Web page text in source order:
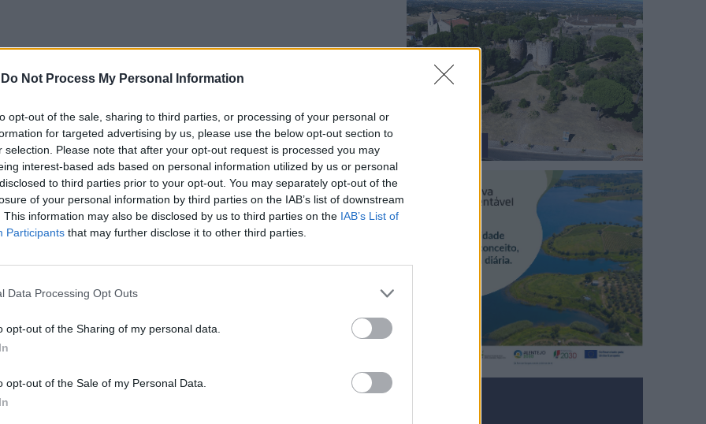
Do Not Process My Personal Information
opt-out of the sale, sharing to third parties, or processing of your personal or
for targeted advertising by us, please use the below opt-out section to
selection. Please note that after your opt-out request is processed you may
interest-based ads based on personal information utilized by us or personal
to third parties prior to your opt-out. You may separately opt-out of the
of your personal information by third parties on the IAB’s list of downstream
This information may also be disclosed by us to third parties on the IAB’s List of
Participants that may further disclose it to other third parties.
Data Processing Opt Outs
opt-out of the Sharing of my personal data.
opt-out of the Sale of my Personal Data.
Francisco Palomino, secretário-geral de Cultura
Portugal, Juan Fernández Trigo; a diretora do
de Ayala, Miguel Ángel Jaraiz, e a diretora
em que o festival será apresentado em Badajoz.